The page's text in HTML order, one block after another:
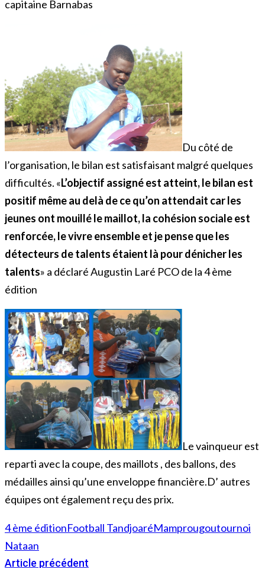
capitaine Barnabas
Du côté de
l’organisation, le bilan est satisfaisant malgré quelques
difficultés. «L’objectif assigné est atteint, le bilan est
positif même au delà de ce qu’on attendait car les
jeunes ont mouillé le maillot, la cohésion sociale est
renforcée, le vivre ensemble et je pense que les
détecteurs de talents étaient là pour dénicher les
talents» a déclaré Augustin Laré PCO de la 4 ème
édition
Le vainqueur est
reparti avec la coupe, des maillots , des ballons, des
médailles ainsi qu’une enveloppe financière.D’ autres
équipes ont également reçu des prix.
4 ème éditionFootball TandjoaréMamprougoutournoi
Nataan
Article précédent